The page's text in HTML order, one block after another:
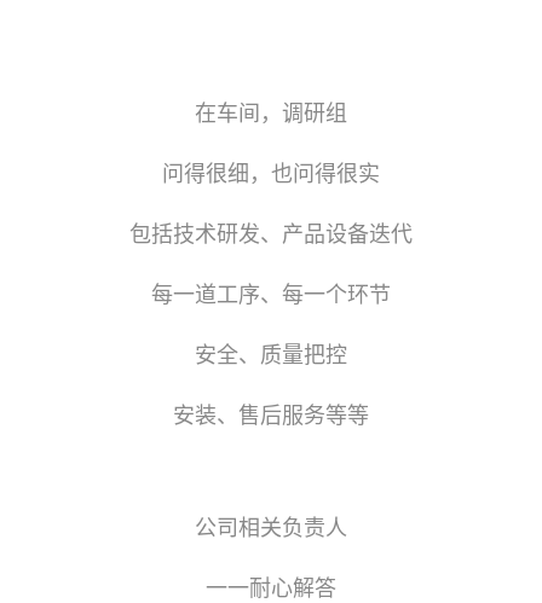
在车间，调研组
问得很细， 也问得很实
包括技术研发、 产品设备迭代
每一道工序、 每一个环节
安全、质量把控
安装、售后服务等等
公司相关负责人
一一耐心解答